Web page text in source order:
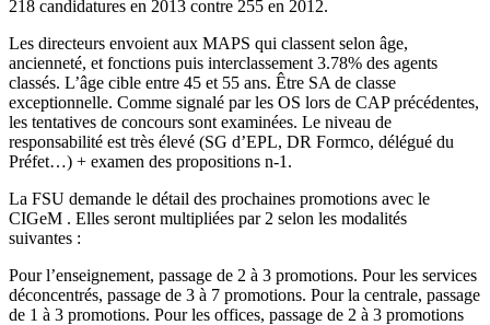
218 candidatures en 2013 contre 255 en 2012.
Les directeurs envoient aux MAPS qui classent selon âge,
ancienneté, et fonctions puis interclassement 3.78% des agents
classés. L’âge cible entre 45 et 55 ans. Être SA de classe
exceptionnelle. Comme signalé par les OS lors de CAP précédentes,
les tentatives de concours sont examinées. Le niveau de
responsabilité est très élevé (SG d’EPL, DR Formco, délégué du
Préfet…) + examen des propositions n-1.
La FSU demande le détail des prochaines promotions avec le
CIGeM . Elles seront multipliées par 2 selon les modalités
suivantes :
Pour l’enseignement, passage de 2 à 3 promotions. Pour les services
déconcentrés, passage de 3 à 7 promotions. Pour la centrale, passage
de 1 à 3 promotions. Pour les offices, passage de 2 à 3 promotions